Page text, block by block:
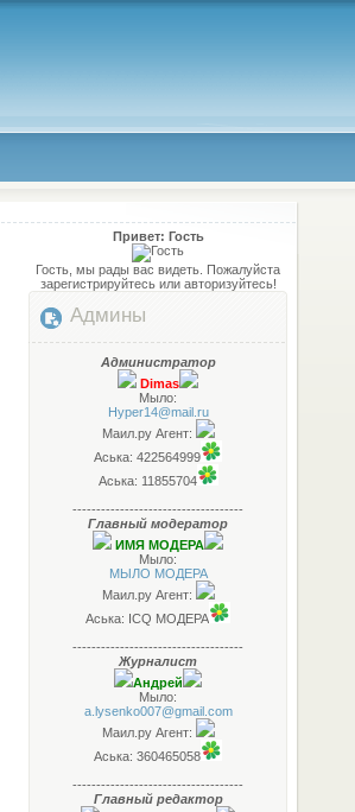
Привет: Гость
Гость, мы рады вас видеть. Пожалуйста
зарегистрируйтесь или авторизуйтесь!
Админы
Администратор
Dimas
Мыло:
Hyper14@mail.ru
Маил.ру Агент:
Аська: 422564999
Аська: 11855704
------------------------------------
Главный модератор
ИМЯ МОДЕРА
Мыло:
МЫЛО МОДЕРА
Маил.ру Агент:
Аська: ICQ МОДЕРА
------------------------------------
Журналист
Андрей
Мыло:
a.lysenko007@gmail.com
Маил.ру Агент:
Аська: 360465058
------------------------------------
Главный редактор